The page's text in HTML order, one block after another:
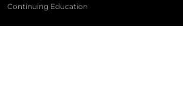
Continuing Education